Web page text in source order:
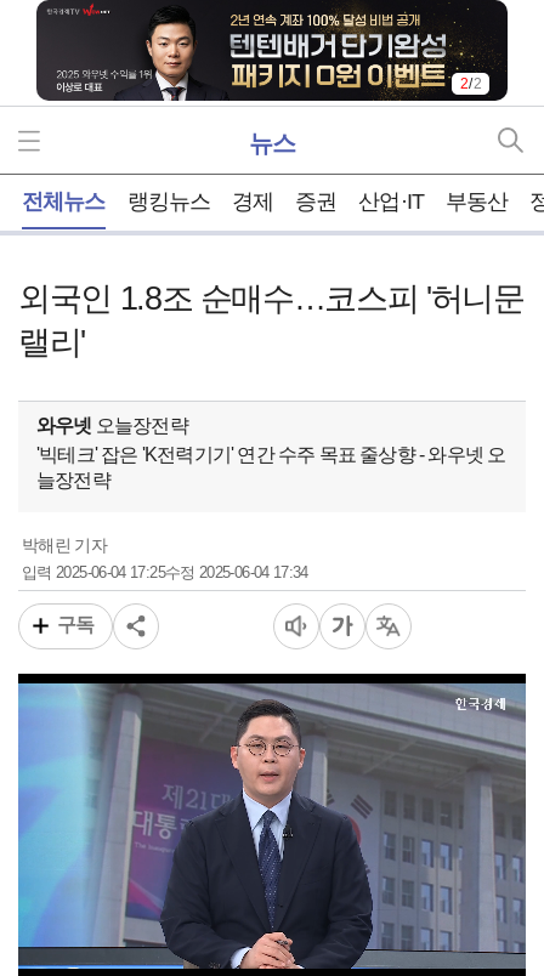
2/2
뉴스
전체뉴스 랭킹뉴스 경제 증권 산업·IT 부동산
외국인 1.8조 순매수…코스피 '허니문
랠리'
와우넷 오늘장전략
'빅테크' 잡은 'K전력기기' 연간 수주 목표 줄상향 - 와우넷 오
늘장전략
박해린 기자
입력 2025-06-04 17:25수정 2025-06-04 17:34
구독